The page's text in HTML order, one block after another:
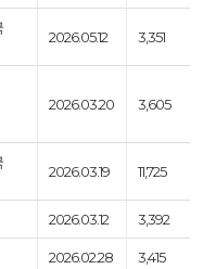
2026.05.12 3,351
2026.03.20 3,605
2026.03.19 11,725
2026.03.12 3,392
2026.02.28 3,415